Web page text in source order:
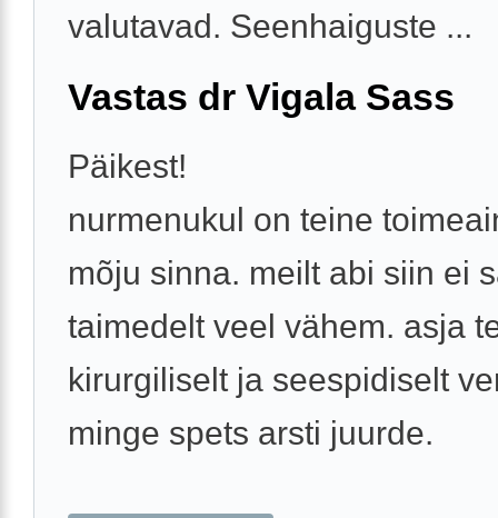
valutavad. Seenhaiguste ...
Vastas dr Vigala Sass
Päikest!
nurmenukul on teine
mõju sinna. meilt abi siin ei
taimedelt veel vähem. asja
kirurgiliselt ja seespidiselt
minge spets arsti juurde.